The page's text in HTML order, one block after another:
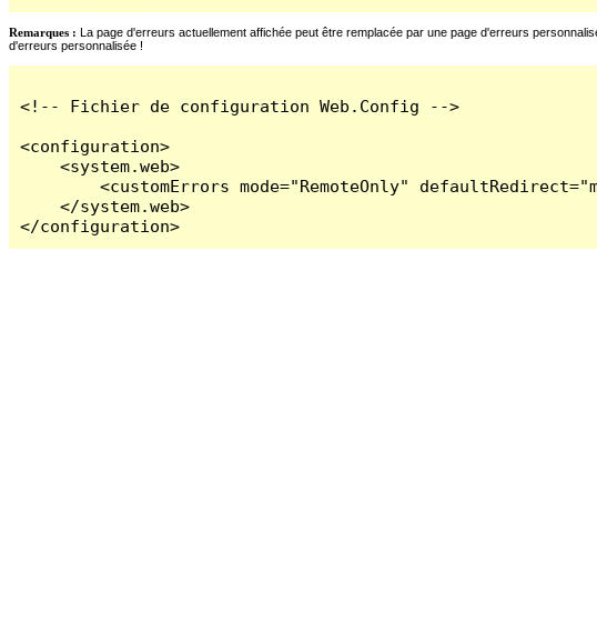
Remarques : La page d'erreurs actuellement affichée peut être remplacée par une page d'erreurs
d'erreurs personnalisée !
<!-- Fichier de configuration Web.Config -->
<configuration>
    <system.web>
<customErrors mode="RemoteOnly"
    </system.web>
</configuration>